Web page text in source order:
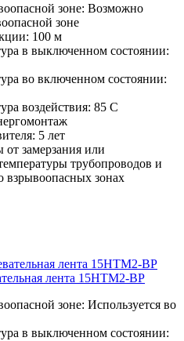
зоне: Возможно
зоне
100 м
в выключенном состоянии:
во включенном состоянии:
воздействия: 85 С
5 лет
замерзания или
трубопроводов и
взрывоопасных зонах
лента 15НТМ2-ВР
зоне: Используется во
в выключенном состоянии: